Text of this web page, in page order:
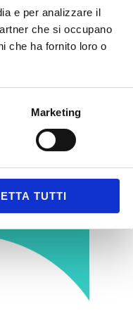
e per analizzare il
che si occupano
che ha fornito loro o
Marketing
TUTTI